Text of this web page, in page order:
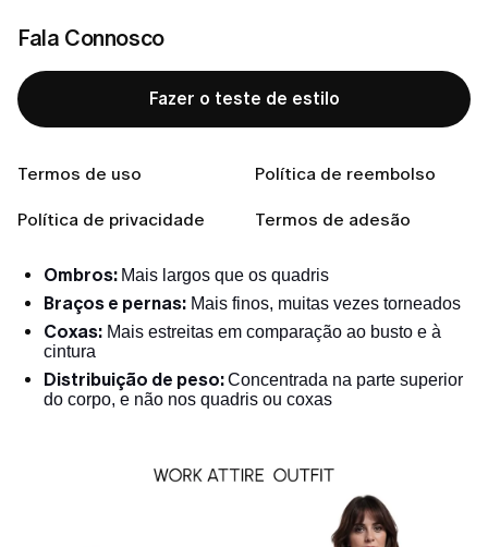
Fala Connosco
Fazer o teste de estilo
Termos de uso Política de reembolso
Política de privacidade Termos de adesão
definida, ombros mais largos e busto volumoso.
peso na região da cintura, enquanto as pernas e
braços permanecem mais finos.
Características
com pouca definição na cintura
Ombros: Mais largos que os quadris
Braços e pernas: Mais finos, muitas vezes torneados
Coxas: Mais estreitas em comparação ao busto e à
cintura
Distribuição de peso:Concentrada na parte superior
do corpo, e não nos quadris ou coxas